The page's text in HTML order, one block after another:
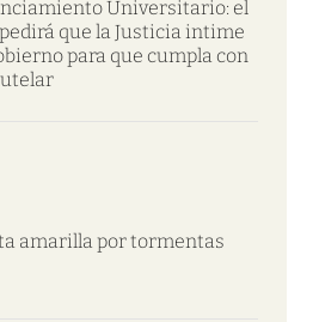
Universitario: el
que la Justicia intime
para que cumpla con
amarilla por tormentas